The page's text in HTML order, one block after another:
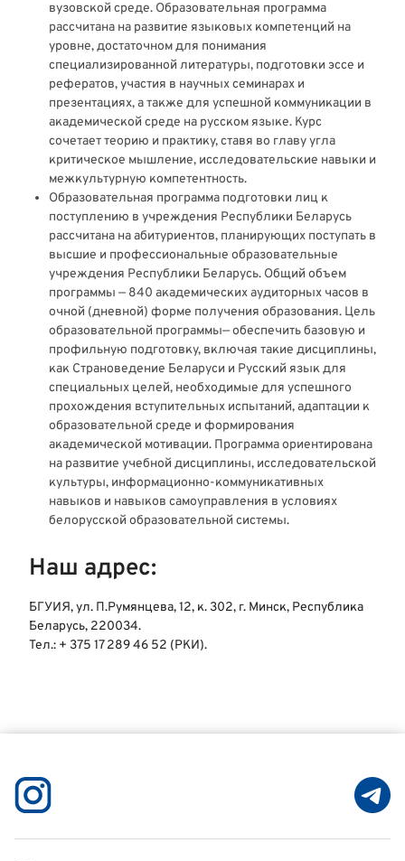
вузовской среде. Образовательная программа
рассчитана на развитие языковых компетенций на
уровне, достаточном для понимания
специализированной литературы, подготовки эссе и
рефератов, участия в научных семинарах и
презентациях, а также для успешной коммуникации в
академической среде на русском языке. Курс
сочетает теорию и практику, ставя во главу угла
критическое мышление, исследовательские навыки и
межкультурную компетентность.
Образовательная программа подготовки лиц к
поступлению в учреждения Республики Беларусь
рассчитана на абитуриентов, планирующих поступать в
высшие и профессиональные образовательные
учреждения Республики Беларусь. Общий объем
программы — 840 академических аудиторных часов в
очной (дневной) форме получения образования. Цель
образовательной программы— обеспечить базовую и
профильную подготовку, включая такие дисциплины,
как Страноведение Беларуси и Русский язык для
специальных целей, необходимые для успешного
прохождения вступительных испытаний, адаптации к
образовательной среде и формирования
академической мотивации. Программа ориентирована
на развитие учебной дисциплины, исследовательской
культуры, информационно-коммуникативных
навыков и навыков самоуправления в условиях
белорусской образовательной системы.
Наш адрес:
БГУИЯ, ул. П.Румянцева, 12, к. 302, г. Минск, Республика
Беларусь, 220034.
Тел.: + 375 17 289 46 52 (РКИ).